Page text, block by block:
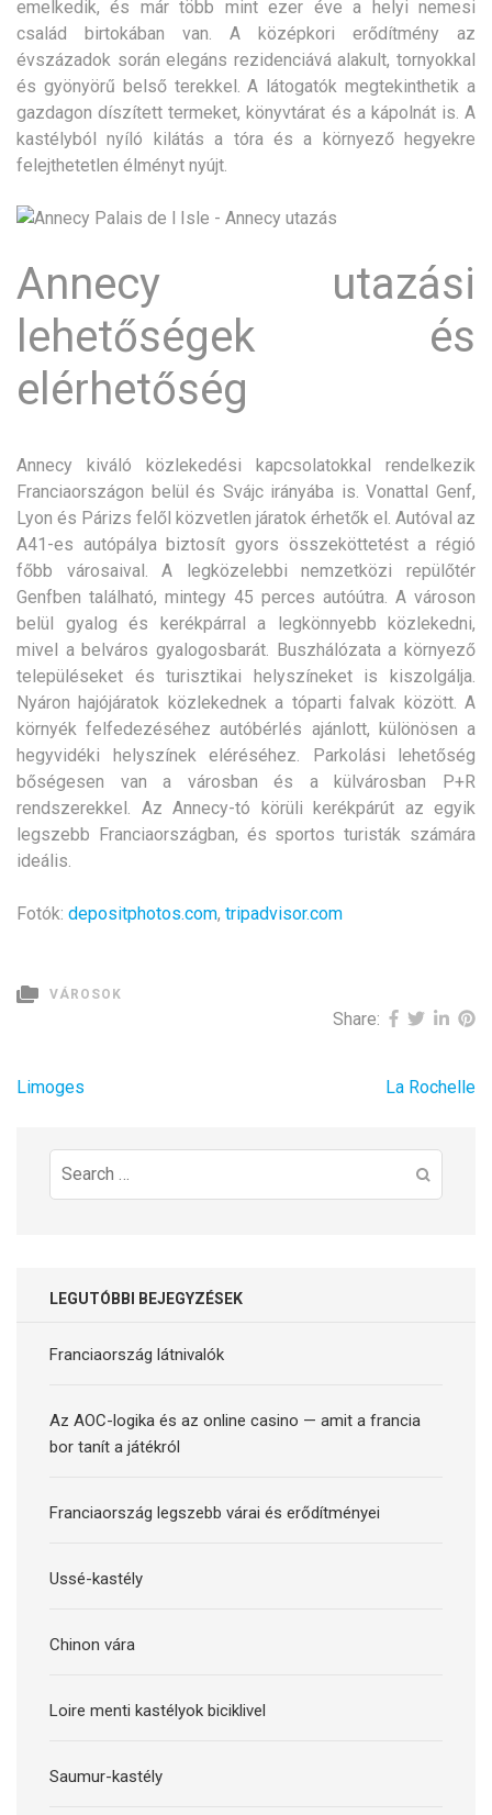
emelkedik, és már több mint ezer éve a helyi nemesi
család birtokában van. A középkori erődítmény az
évszázadok során elegáns rezidenciává alakult, tornyokkal
és gyönyörű belső terekkel. A látogatók megtekinthetik a
gazdagon díszített termeket, könyvtárat és a kápolnát is. A
kastélyból nyíló kilátás a tóra és a környező hegyekre
felejthetetlen élményt nyújt.
Annecy utazási
lehetőségek és
elérhetőség
Annecy kiváló közlekedési kapcsolatokkal rendelkezik
Franciaországon belül és Svájc irányába is. Vonattal Genf,
Lyon és Párizs felől közvetlen járatok érhetők el. Autóval az
A41-es autópálya biztosít gyors összeköttetést a régió
főbb városaival. A legközelebbi nemzetközi repülőtér
Genfben található, mintegy 45 perces autóútra. A városon
belül gyalog és kerékpárral a legkönnyebb közlekedni,
mivel a belváros gyalogosbarát. Buszhálózata a környező
településeket és turisztikai helyszíneket is kiszolgálja.
Nyáron hajójáratok közlekednek a tóparti falvak között. A
környék felfedezéséhez autóbérlés ajánlott, különösen a
hegyvidéki helyszínek eléréséhez. Parkolási lehetőség
bőségesen van a városban és a külvárosban P+R
rendszerekkel. Az Annecy-tó körüli kerékpárút az egyik
legszebb Franciaországban, és sportos turisták számára
ideális.
Fotók: depositphotos.com, tripadvisor.com
VÁROSOK
Share:
Bejegyzés
Limoges La Rochelle
Search
for:
LEGUTÓBBI BEJEGYZÉSEK
Franciaország látnivalók
Az AOC-logika és az online casino — amit a francia
bor tanít a játékról
Franciaország legszebb várai és erődítményei
Ussé-kastély
Chinon vára
Loire menti kastélyok biciklivel
Saumur-kastély